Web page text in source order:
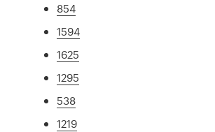
854
1594
1625
1295
538
1219